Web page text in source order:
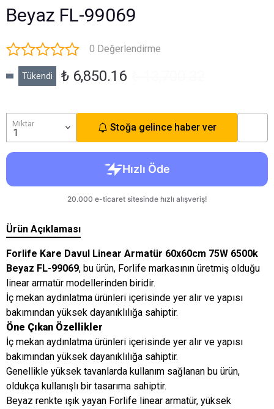
Beyaz FL-99069
0 Değerlendirme
Tükendi ₺ 6,850.16
Miktar Stoğa gelince haber ver
Ürün Açıklaması
Forlife Kare Davul Linear Armatür 60x60cm 75W 6500k
Beyaz FL-99069, bu ürün, Forlife markasının üretmiş olduğu
linear armatür modellerinden biridir.
İç mekan aydınlatma ürünleri içerisinde yer alır ve yapısı
bakımından yüksek dayanıklılığa sahiptir.
Öne Çıkan Özellikler
İç mekan aydınlatma ürünleri içerisinde yer alır ve yapısı
bakımından yüksek dayanıklılığa sahiptir.
Genellikle yüksek tavanlarda kullanım sağlanan bu ürün,
oldukça kullanışlı bir tasarıma sahiptir.
Beyaz renkte ışık yayan Forlife linear armatür, yüksek